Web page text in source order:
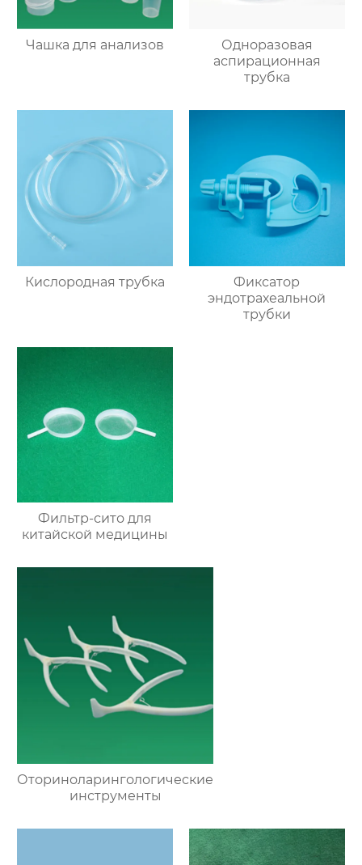
Чашка для анализов
Одноразовая
аспирационная
трубка
Кислородная трубка
Фиксатор
эндотрахеальной
трубки
Фильтр-сито для
китайской медицины
Оториноларингологические
инструменты